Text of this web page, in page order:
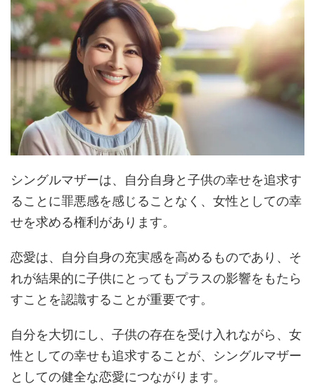
シングルマザーは、自分自身と子供の幸せを追求す
ることに罪悪感を感じることなく、女性としての幸
せを求める権利があります。
恋愛は、自分自身の充実感を高めるものであり、そ
れが結果的に子供にとってもプラスの影響をもたら
すことを認識することが重要です。
自分を大切にし、子供の存在を受け入れながら、女
性としての幸せも追求することが、シングルマザー
としての健全な恋愛につながります。